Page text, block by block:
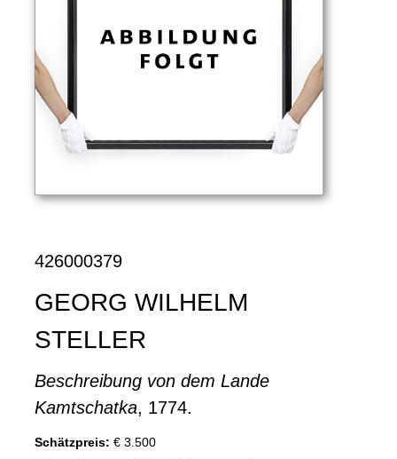
426000379
GEORG WILHELM
STELLER
Beschreibung von dem Lande
Kamtschatka, 1774.
Schätzpreis: € 3.500